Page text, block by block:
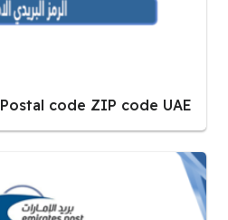
Postal code ZIP code UAE الرمز البريدي الامارات